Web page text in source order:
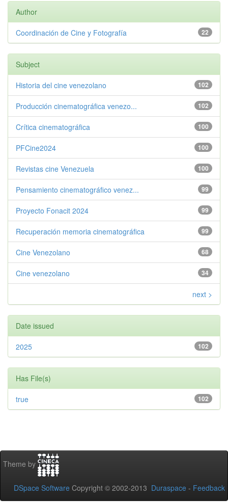
Author
22
Coordinación de Cine y Fotografía
Subject
102
Historia del cine venezolano
102
Producción cinematográfica venezo...
100
Crítica cinematográfica
100
PFCine2024
100
Revistas cine Venezuela
99
Pensamiento cinematográfico venez...
99
Proyecto Fonacit 2024
99
Recuperación memoria cinematográfica
68
Cine Venezolano
34
Cine venezolano
next >
Date issued
102
2025
Has File(s)
102
true
Theme by
DSpace Software Copyright © 2002-2013 Duraspace - Feedback